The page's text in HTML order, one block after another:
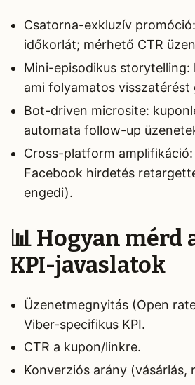
Csatorna-exkluzív
időkorlát; mérhető CTR
Mini-episodikus storytelling:
ami folyamatos visszatérést
Bot-driven microsite:
automata follow-up
Cross-platform
Facebook hirdetés
engedi).
📊 Hogyan mérd
KPI-javaslatok
Üzenetmegnyitás (Open
Viber-specifikus KPI.
CTR a kupon/linkre.
Konverziós arány (vásárlás,